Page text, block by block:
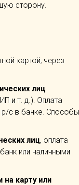
сторону.
картой, через
лиц
и т. д.). Оплата
р/с в банке. Способы
лиц, оплата
или наличными
карту или